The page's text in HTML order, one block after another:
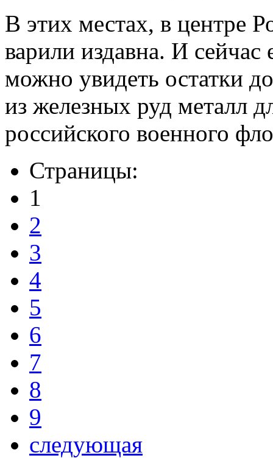
В этих местах, в центре
варили издавна. И
можно увидеть остатки
из железных руд металл
российского военного
Страницы:
1
2
3
4
5
6
7
8
9
следующая